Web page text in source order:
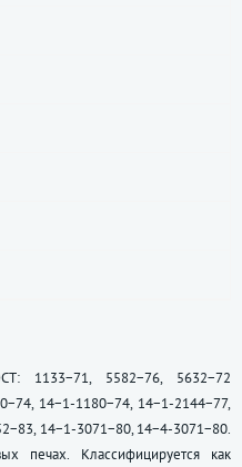
1133−71, 5582−76, 5632−72
14−1-1180−74, 14−1-2144−77,
14−1-3071−80, 14−4-3071−80.
печах. Классифицируется как